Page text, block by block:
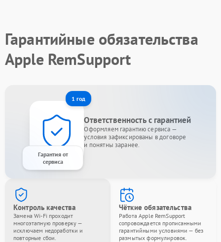
Гарантийные обязательства
Apple RemSupport
1 год
Гарантия от
сервиса
Ответственность с гарантией
Оформляем гарантию сервиса —
условия зафиксированы в договоре
и понятны заранее.
Контроль качества
Замена Wi-Fi проходит
многоэтапную проверку —
исключаем недоработки и
повторные сбои.
Чёткие обязательства
Работа Apple RemSupport
сопровождается прописанными
гарантийными условиями — без
размытых формулировок.